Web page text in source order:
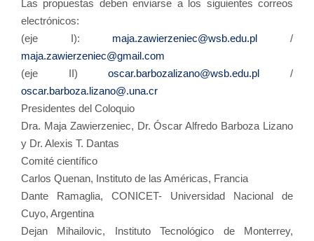
Las propuestas deben enviarse a los siguientes correos
electrónicos:
(eje I): maja.zawierzeniec@wsb.edu.pl /
maja.zawierzeniec@gmail.com
(eje II)oscar.barbozalizano@wsb.edu.pl /
oscar.barboza.lizano@.una.cr
Presidentes del Coloquio
Dra. Maja Zawierzeniec, Dr. Óscar Alfredo Barboza Lizano
y Dr. Alexis T. Dantas
Comité científico
Carlos Quenan, Instituto de las Américas, Francia
Dante Ramaglia, CONICET- Universidad Nacional de
Cuyo, Argentina
Dejan Mihailovic, Instituto Tecnológico de Monterrey,